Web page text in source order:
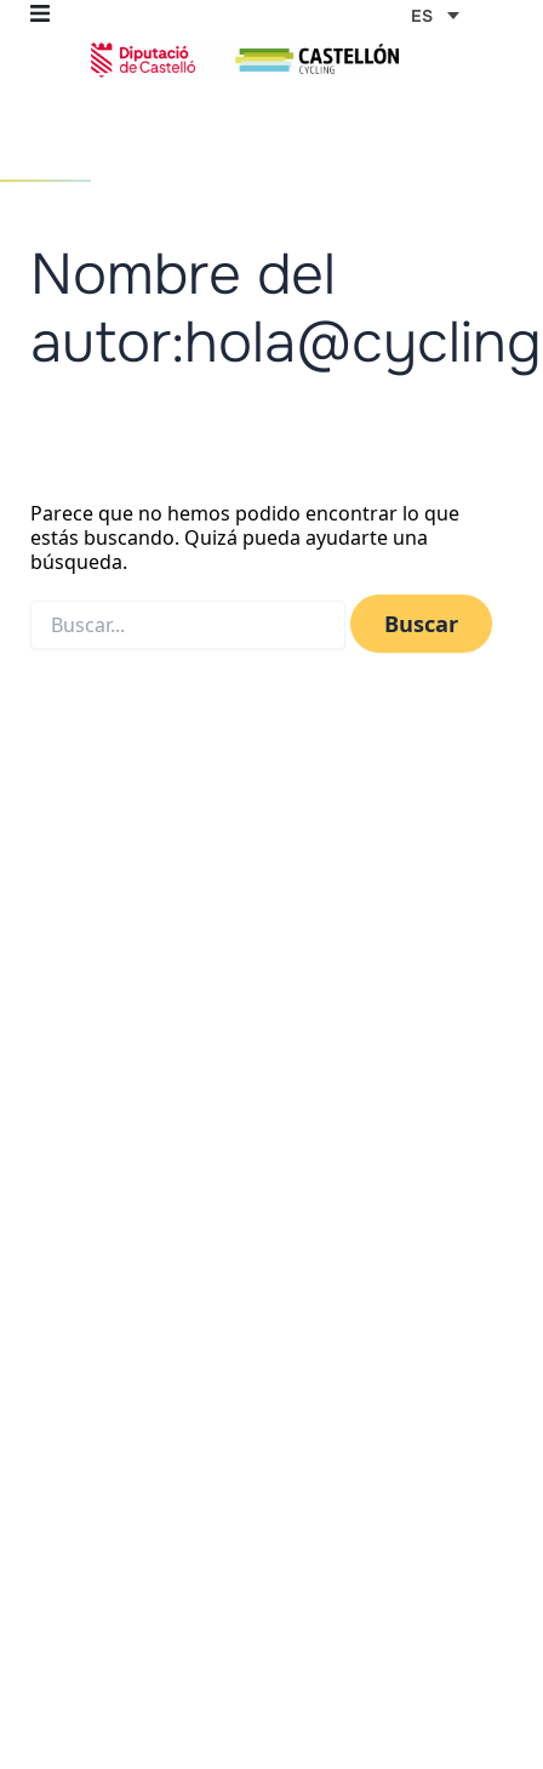
contenido
ES
Nombre del
Parece que no hemos podido encontrar lo que
estás buscando. Quizá pueda ayudarte una
búsqueda.
Buscar